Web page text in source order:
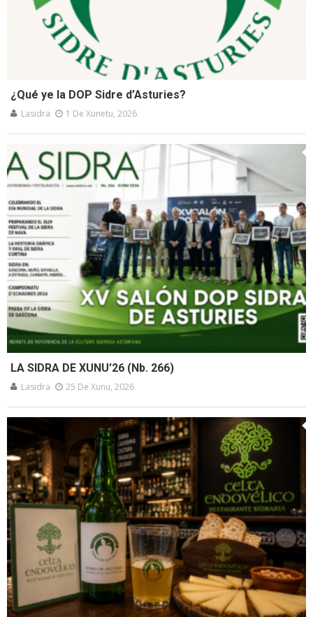
¿Qué ye la DOP Sidre d’Asturies?
Lasidra 1 De Xunetu, 2026
LA SIDRA DE XUNU’26 (Nb. 266)
Lasidra 25 De Xunu, 2026